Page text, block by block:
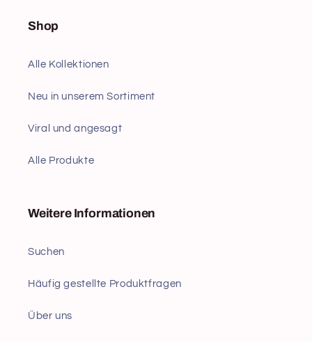
Shop
Alle Kollektionen
Neu in unserem Sortiment
Viral und angesagt
Alle Produkte
Weitere Informationen
Suchen
Häufig gestellte Produktfragen
Über uns